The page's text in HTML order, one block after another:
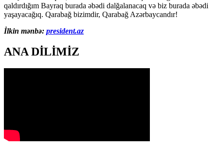
qaldırdığım Bayraq burada əbədi dalğalanacaq və biz burada əbədi
yaşayacağıq. Qarabağ bizimdir, Qarabağ Azərbaycandır!
İlkin mənbə: president.az
ANA DİLİMİZ